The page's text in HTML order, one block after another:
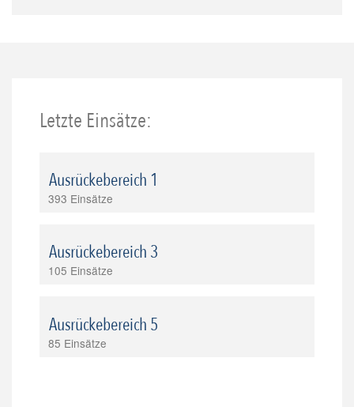
Letzte Einsätze:
Ausrückebereich 1
393 Einsätze
Ausrückebereich 3
105 Einsätze
Ausrückebereich 5
85 Einsätze